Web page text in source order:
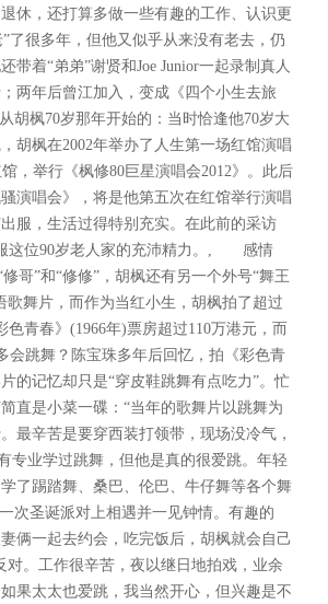
休，还打算多做一些有趣的工作、认识更
很多年，但他又似乎从来没有老去，仍
带着“弟弟”谢贤和Joe Junior一起录制真人
两年后曾江加入，变成《四个小生去旅
胡枫70岁那年开始的：当时恰逢他70岁大
胡枫在2002年举办了人生第一场红馆演唱
，举行《枫修80巨星演唱会2012》。此后
演唱会》，将是他第五次在红馆举行演唱
服，生活过得特别充实。在此前的采访
服这位90岁老人家的充沛精力。, 感情
“修修”，胡枫还有另一个外号“舞王
舞片，而作为当红小生，胡枫拍了超过
青春》(1966年)票房超过110万港元，而
会跳舞？陈宝珠多年后回忆，拍《彩色青
的记忆却只是“穿皮鞋跳舞有点吃力”。忙
直是小菜一碟：“当年的歌舞片以跳舞为
最辛苦是要穿西装打领带，现场没冷气，
业学过跳舞，但他是真的很爱跳。年轻
了踢踏舞、桑巴、伦巴、牛仔舞等各个舞
次圣诞派对上相遇并一见钟情。有趣的
俩一起去约会，吃完饭后，胡枫就会自己
。工作很辛苦，夜以继日地拍戏，业余
果太太也爱跳，我当然开心，但兴趣是不